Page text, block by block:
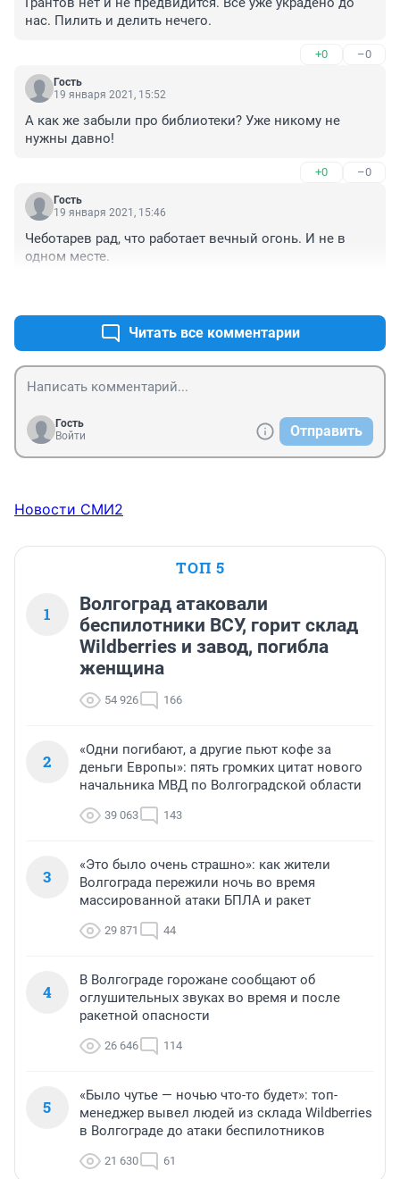
нас. Пилить и делить нечего.
+0 –0
Гость
19 января 2021, 15:52
А как же забыли про библиотеки? Уже никому не
нужны давно!
+0 –0
Гость
19 января 2021, 15:46
Чеботарев рад, что работает вечный огонь. И не в
одном месте.
Читать все комментарии
Гость
Войти
Отправить
Новости СМИ2
ТОП 5
1
Волгоград атаковали
беспилотники ВСУ, горит склад
Wildberries и завод, погибла
женщина
54 926 166
2
«Одни погибают, а другие пьют кофе за
деньги Европы»: пять громких цитат нового
начальника МВД по Волгоградской области
39 063 143
3
«Это было очень страшно»: как жители
Волгограда пережили ночь во время
массированной атаки БПЛА и ракет
29 871 44
4
В Волгограде горожане сообщают об
оглушительных звуках во время и после
ракетной опасности
26 646 114
5
«Было чутье — ночью что-то будет»: топ-
менеджер вывел людей из склада Wildberries
в Волгограде до атаки беспилотников
21 630 61